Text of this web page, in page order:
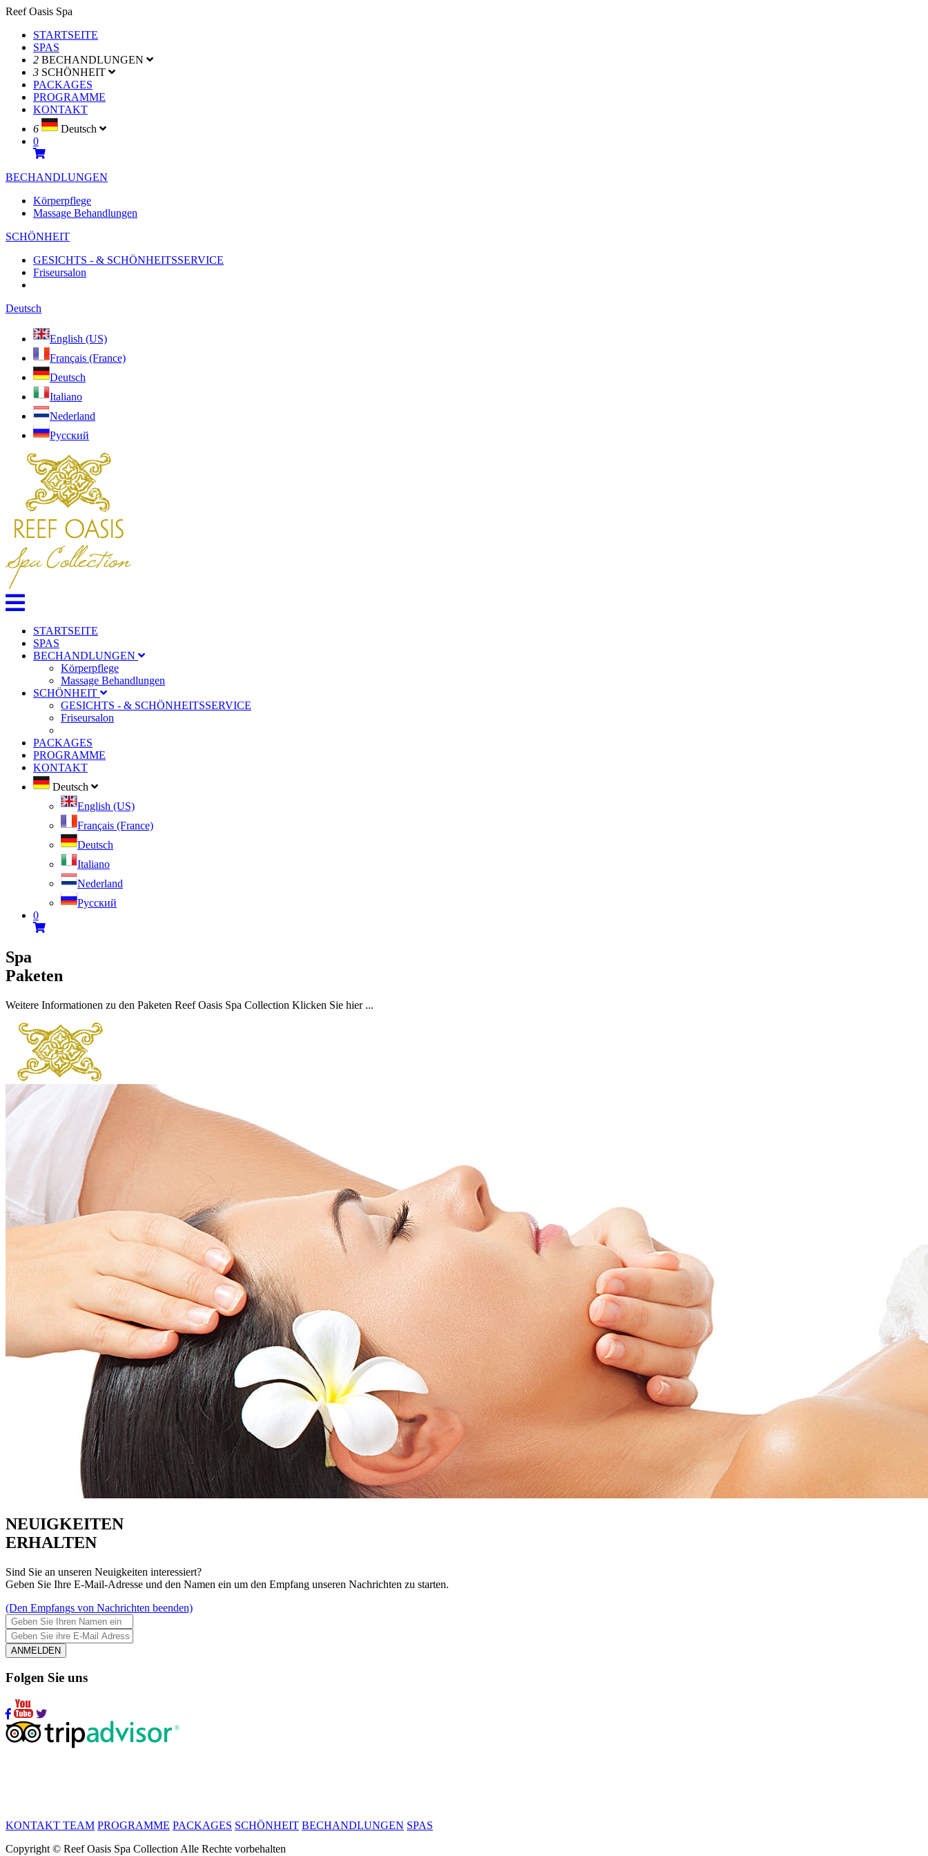
Reef Oasis Spa
STARTSEITE
SPAS
2 BECHANDLUNGEN
3 SCHÖNHEIT
PACKAGES
PROGRAMME
KONTAKT
6
Deutsch
0
BECHANDLUNGEN
Körperpflege
Massage Behandlungen
SCHÖNHEIT
GESICHTS - & SCHÖNHEITSSERVICE
Friseursalon
Deutsch
English (US)
Français (France)
Deutsch
Italiano
Nederland
Pусский
STARTSEITE
SPAS
BECHANDLUNGEN
Körperpflege
Massage Behandlungen
SCHÖNHEIT
GESICHTS - & SCHÖNHEITSSERVICE
Friseursalon
PACKAGES
PROGRAMME
KONTAKT
Deutsch
English (US)
Français (France)
Deutsch
Italiano
Nederland
Pусский
0
Spa
Paketen
Weitere Informationen zu den Paketen Reef Oasis Spa Collection Klicken Sie hier ...
NEUIGKEITEN
ERHALTEN
Sind Sie an unseren Neuigkeiten interessiert?
Geben Sie Ihre E-Mail-Adresse und den Namen ein um den Empfang unseren Nachrichten zu starten.
(Den Empfangs von Nachrichten beenden)
ANMELDEN
Folgen Sie uns
KONTAKT TEAM PROGRAMME PACKAGES SCHÖNHEIT BECHANDLUNGEN SPAS
Copyright © Reef Oasis Spa Collection Alle Rechte vorbehalten